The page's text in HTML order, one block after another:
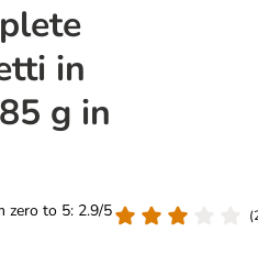
in
g in
zero to 5: 2.9/5
(